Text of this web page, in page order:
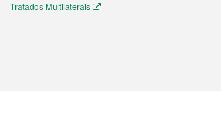
Tratados Multilaterais